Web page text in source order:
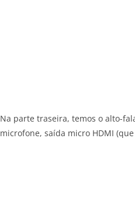
Na parte traseira, temos o alto-
microfone, saída micro HDMI